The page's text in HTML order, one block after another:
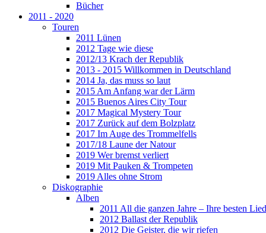
Bücher
2011 - 2020
Touren
2011 Lünen
2012 Tage wie diese
2012/13 Krach der Republik
2013 - 2015 Willkommen in Deutschland
2014 Ja, das muss so laut
2015 Am Anfang war der Lärm
2015 Buenos Aires City Tour
2017 Magical Mystery Tour
2017 Zurück auf dem Bolzplatz
2017 Im Auge des Trommelfells
2017/18 Laune der Natour
2019 Wer bremst verliert
2019 Mit Pauken & Trompeten
2019 Alles ohne Strom
Diskographie
Alben
2011 All die ganzen Jahre – Ihre besten
2012 Ballast der Republik
2012 Die Geister, die wir riefen